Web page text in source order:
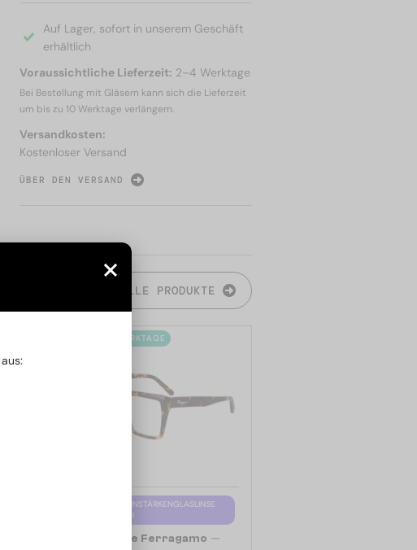
Auf Lager, sofort in unserem Geschäft
erhältlich
Voraussichtliche Lieferzeit: 2–4 Werktage
Bei Bestellung mit Gläsern kann sich die Lieferzeit
um bis zu 10 Werktage verlängern.
Versandkosten:
Kostenloser Versand
ÜBER DEN VERSAND
ALLE PRODUKTE
2-4 WERKTAGE
MIT EINER EINSTÄRKENGLASLINSE
PLUS 65 EUR
Salvatore Ferragamo —